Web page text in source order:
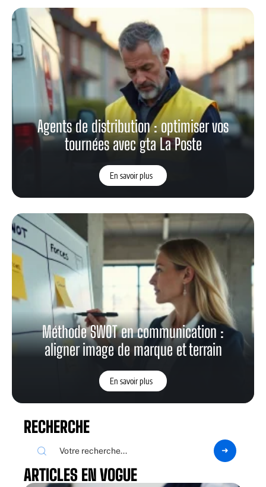
Agents de distribution : optimiser vos
tournées avec gta La Poste
En savoir plus
Méthode SWOT en communication :
aligner image de marque et terrain
En savoir plus
RECHERCHE
ARTICLES EN VOGUE